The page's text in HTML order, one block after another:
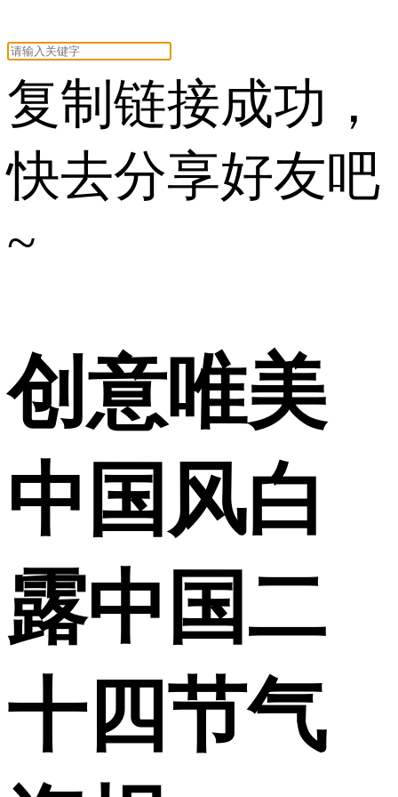
复制链接成功，
快去分享好友吧
~
创意唯美
中国风白
露中国二
十四节气